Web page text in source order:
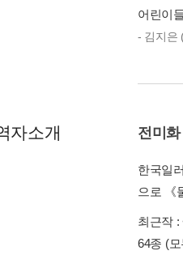
어린이
- 김지은
자소개 전미화
한국일
으로 《
최근작 :
64종 (